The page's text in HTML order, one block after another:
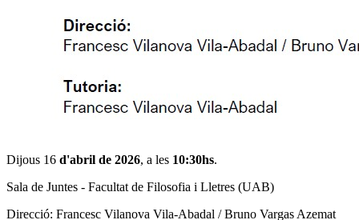
Dijous 16 d'abril de 2026, a les 10:30hs.
Sala de Juntes - Facultat de Filosofia i Lletres (UAB)
Direcció: Francesc Vilanova Vila-Abadal / Bruno Vargas Azemat